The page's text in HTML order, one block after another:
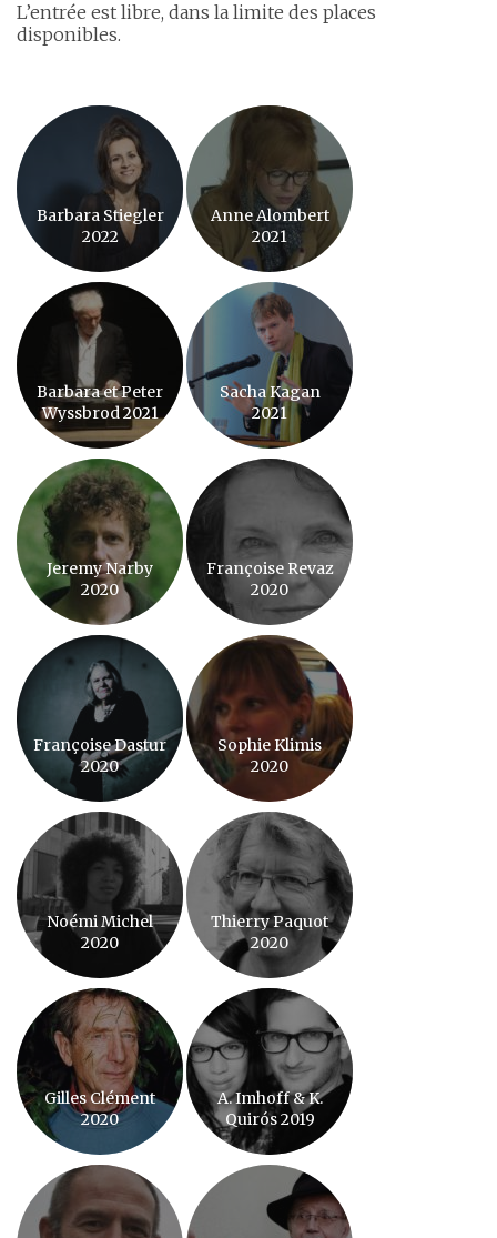
L’entrée est libre, dans la limite des places
disponibles.
Barbara Stiegler
2022
Anne Alombert
2021
Barbara et Peter
Wyssbrod 2021
Sacha Kagan
2021
Jeremy Narby
2020
Françoise Revaz
2020
Françoise Dastur
2020
Sophie Klimis
2020
Noémi Michel
2020
Thierry Paquot
2020
Gilles Clément
2020
A. Imhoff & K.
Quirós 2019